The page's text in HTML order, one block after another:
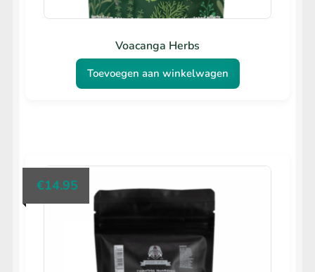
Voacanga Herbs
Toevoegen aan winkelwagen
€14.95